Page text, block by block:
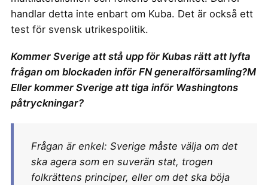
handlar detta inte enbart om Kuba. Det är också ett
test för svensk utrikespolitik.
Kommer Sverige att stå upp för Kubas rätt att lyfta
frågan om blockaden inför FN generalförsamling?M
Eller kommer Sverige att tiga inför Washingtons
påtryckningar?
Frågan är enkel: Sverige måste välja om det
ska agera som en suverän stat, trogen
folkrättens principer, eller om det ska böja